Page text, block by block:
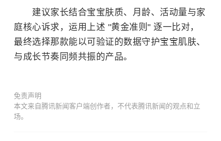
建议家长结合宝宝肤质、月龄、活动量与家
庭核心诉求，运用上述 "黄金准则" 逐一比对，
最终选择那款能以可验证的数据守护宝宝肌肤、
与成长节奏同频共振的产品。
免责声明
本文来自腾讯新闻客户端创作者，不代表腾讯新闻的观点和立
场。